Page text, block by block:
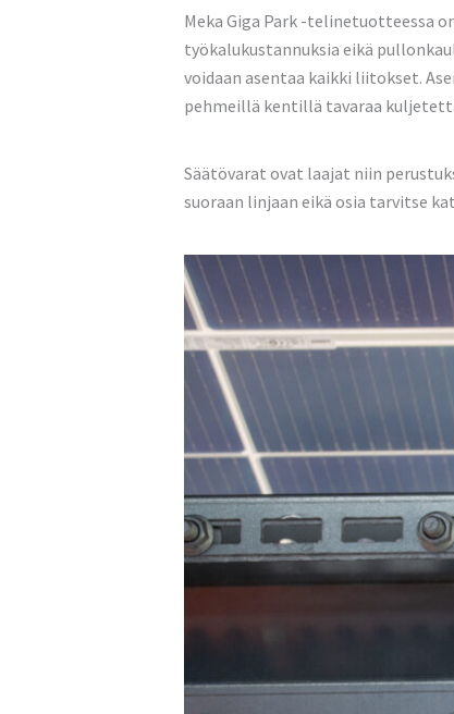
Meka Giga Park -telinetuotteessa
työkalukustannuksia eikä
voidaan asentaa kaikki liitokset.
pehmeillä kentillä tavaraa
Säätövarat ovat laajat niin
suoraan linjaan eikä osia tarvitse